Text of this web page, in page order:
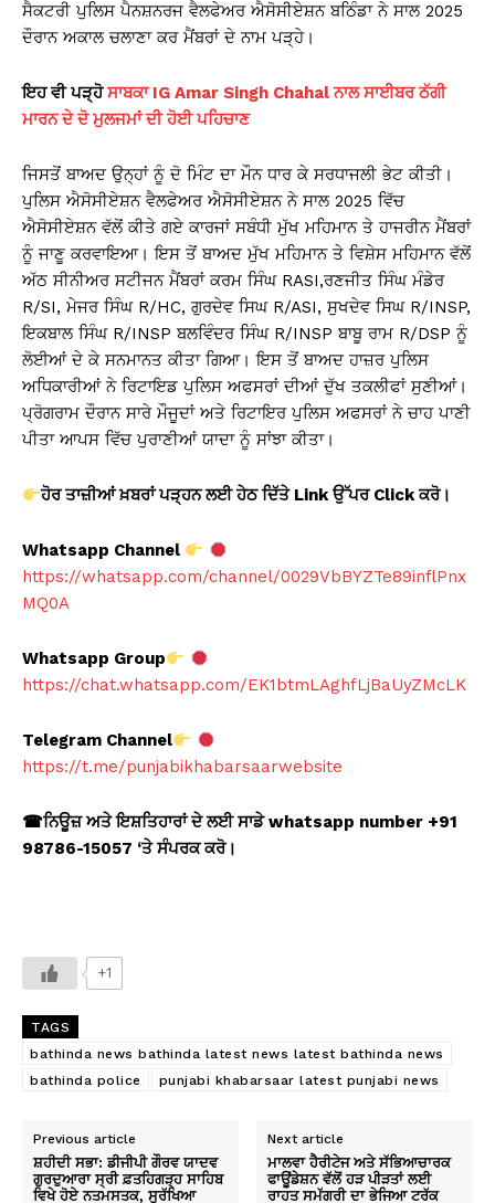
ਸੈਕਟਰੀ ਪੁਲਿਸ ਪੈਨਸ਼ਨਰਜ ਵੈਲਫੇਅਰ ਐਸੋਸੀਏਸ਼ਨ ਬਠਿੰਡਾ ਨੇ ਸਾਲ 2025
ਦੌਰਾਨ ਅਕਾਲ ਚਲਾਣਾ ਕਰ ਮੈਂਬਰਾਂ ਦੇ ਨਾਮ ਪੜ੍ਹੇ।
ਇਹ ਵੀ ਪੜ੍ਹੋਸਾਬਕਾ IG Amar Singh Chahal ਨਾਲ ਸਾਈਬਰ ਠੱਗੀ
ਮਾਰਨ ਦੇ ਦੋ ਮੁਲਜਮਾਂ ਦੀ ਹੋਈ ਪਹਿਚਾਣ
ਜਿਸਤੋਂ ਬਾਅਦ ਉਨ੍ਹਾਂ ਨੂੰ ਦੋ ਮਿੰਟ ਦਾ ਮੌਨ ਧਾਰ ਕੇ ਸਰਧਾਜਲੀ ਭੇਟ ਕੀਤੀ।
ਪੁਲਿਸ ਐਸੋਸੀਏਸ਼ਨ ਵੈਲਫੇਅਰ ਐਸੋਸੀਏਸ਼ਨ ਨੇ ਸਾਲ 2025 ਵਿੱਚ
ਐਸੋਸੀਏਸ਼ਨ ਵੱਲੋਂ ਕੀਤੇ ਗਏ ਕਾਰਜਾਂ ਸਬੰਧੀ ਮੁੱਖ ਮਹਿਮਾਨ ਤੇ ਹਾਜਰੀਨ ਮੈਂਬਰਾਂ
ਨੂੰ ਜਾਣੂ ਕਰਵਾਇਆ। ਇਸ ਤੋਂ ਬਾਅਦ ਮੁੱਖ ਮਹਿਮਾਨ ਤੇ ਵਿਸ਼ੇਸ ਮਹਿਮਾਨ ਵੱਲੋਂ
ਅੱਠ ਸੀਨੀਅਰ ਸਟੀਜਨ ਮੈਂਬਰਾਂ ਕਰਮ ਸਿੰਘ RASI,ਰਣਜੀਤ ਸਿੰਘ ਮੰਡੇਰ
R/SI, ਮੇਜਰ ਸਿੰਘ R/HC, ਗੁਰਦੇਵ ਸਿਘ R/ASI, ਸੁਖਦੇਵ ਸਿਘ R/INSP,
ਇਕਬਾਲ ਸਿੰਘ R/INSP ਬਲਵਿੰਦਰ ਸਿੰਘ R/INSP ਬਾਬੂ ਰਾਮ R/DSP ਨੂੰ
ਲੋਈਆਂ ਦੇ ਕੇ ਸਨਮਾਨਤ ਕੀਤਾ ਗਿਆ। ਇਸ ਤੋਂ ਬਾਅਦ ਹਾਜ਼ਰ ਪੁਲਿਸ
ਅਧਿਕਾਰੀਆਂ ਨੇ ਰਿਟਾਇਡ ਪੁਲਿਸ ਅਫਸਰਾਂ ਦੀਆਂ ਦੁੱਖ ਤਕਲੀਫਾਂ ਸੁਣੀਆਂ।
ਪ੍ਰੋਗਰਾਮ ਦੌਰਾਨ ਸਾਰੇ ਮੌਜੂਦਾਂ ਅਤੇ ਰਿਟਾਇਰ ਪੁਲਿਸ ਅਫਸਰਾਂ ਨੇ ਚਾਹ ਪਾਣੀ
ਪੀਤਾ ਆਪਸ ਵਿੱਚ ਪੁਰਾਣੀਆਂ ਯਾਦਾ ਨੂੰ ਸਾਂਝਾ ਕੀਤਾ।
ਹੋਰ ਤਾਜ਼ੀਆਂ ਖ਼ਬਰਾਂ ਪੜ੍ਹਨ ਲਈ ਹੇਠ ਦਿੱਤੇ Linkਉੱਪਰ Clickਕਰੋ।
Whatsapp Channel
https://whatsapp.com/channel/0029VbBYZTe89inflPnx
MQ0A
Whatsapp Group
https://chat.whatsapp.com/EK1btmLAghfLjBaUyZMcLK
Telegram Channel
https://t.me/punjabikhabarsaarwebsite
☎ਨਿਊਜ਼ ਅਤੇ ਇਸ਼ਤਿਹਾਰਾਂ ਦੇ ਲਈ ਸਾਡੇ whatsapp number +91
98786-15057 ‘ਤੇ ਸੰਪਰਕ ਕਰੋ।
+1
TAGS
bathinda news bathinda latest news latest bathinda news
bathinda police
punjabi khabarsaar latest punjabi news
Previous article
ਸ਼ਹੀਦੀ ਸਭਾ: ਡੀਜੀਪੀ ਗੌਰਵ ਯਾਦਵ
ਗੁਰਦੁਆਰਾ ਸ੍ਰੀ ਫ਼ਤਹਿਗੜ੍ਹ ਸਾਹਿਬ
ਵਿਖੇ ਹੋਏ ਨਤਮਸਤਕ, ਸੁਰੱਖਿਆ
Next article
ਮਾਲਵਾ ਹੈਰੀਟੇਜ ਅਤੇ ਸੱਭਿਆਚਾਰਕ
ਫਾਊਂਡੇਸ਼ਨ ਵੱਲੋਂ ਹੜ ਪੀੜਤਾਂ ਲਈ
ਰਾਹਤ ਸਮੱਗਰੀ ਦਾ ਭੇਜਿਆ ਟਰੱਕ